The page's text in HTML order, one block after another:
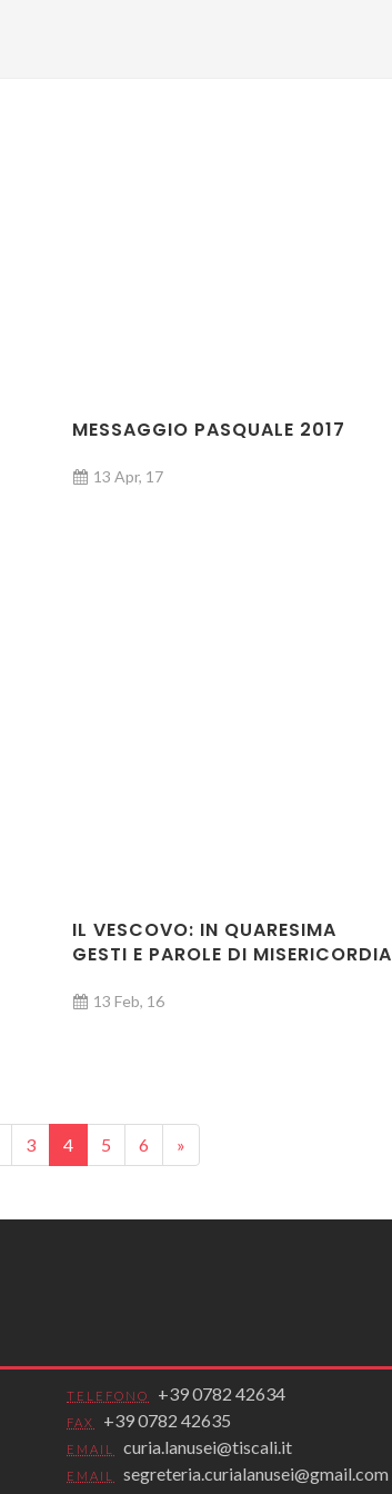
MESSAGGIO PASQUALE 2017
13 Apr, 17
IL VESCOVO: IN QUARESIMA
GESTI E PAROLE DI MISERICORDIA
13 Feb, 16
3 4 5 6 »
TELEFONO +39 0782 42634
FAX +39 0782 42635
EMAIL curia.lanusei@tiscali.it
EMAIL
segreteria.curialanusei@gmail.com